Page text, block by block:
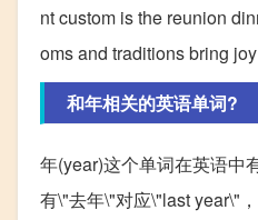
nt custom is the reunion
oms and traditions bring
和年相关的英语单词?
年(year)这个单词在英语中
有\"去年\"对应\"last year\"